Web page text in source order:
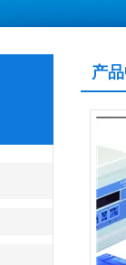
产